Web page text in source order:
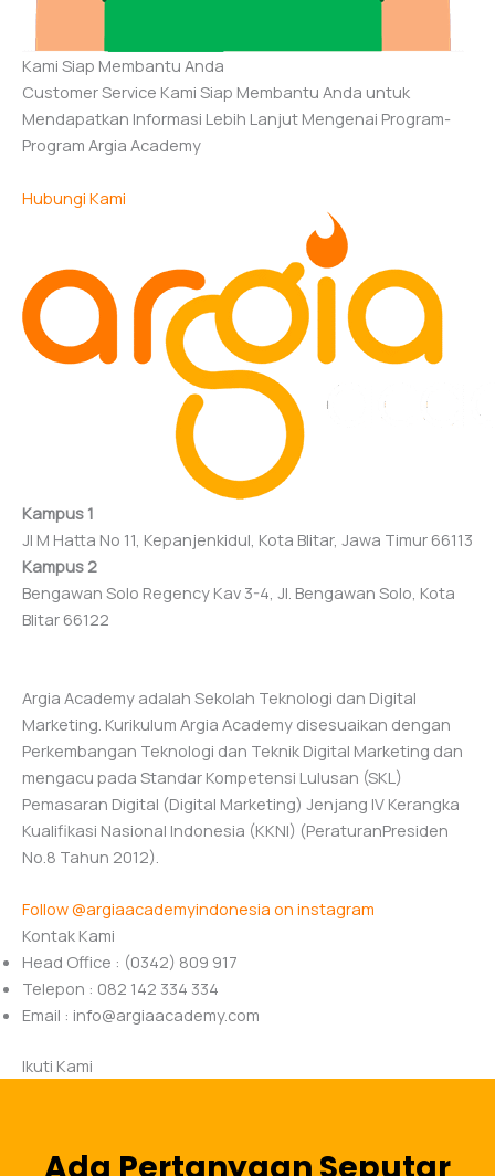
Kami Siap Membantu Anda
Customer Service Kami Siap Membantu Anda untuk
Mendapatkan Informasi Lebih Lanjut Mengenai Program-
Program Argia Academy
Hubungi Kami
Kampus 1
Jl M Hatta No 11, Kepanjenkidul, Kota Blitar, Jawa Timur 66113
Kampus 2
Bengawan Solo Regency Kav 3-4, Jl. Bengawan Solo, Kota
Blitar 66122
Argia Academy adalah Sekolah Teknologi dan Digital
Marketing. Kurikulum Argia Academy disesuaikan dengan
Perkembangan Teknologi dan Teknik Digital Marketing dan
mengacu pada Standar Kompetensi Lulusan (SKL)
Pemasaran Digital (Digital Marketing) Jenjang IV Kerangka
Kualifikasi Nasional Indonesia (KKNI) (PeraturanPresiden
No.8 Tahun 2012).
Follow @argiaacademyindonesia on instagram
Kontak Kami
Head Office : (0342) 809 917
Telepon : 082 142 334 334
Email : info@argiaacademy.com
Ikuti Kami